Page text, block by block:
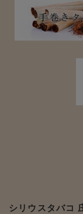
シリウスタバコ